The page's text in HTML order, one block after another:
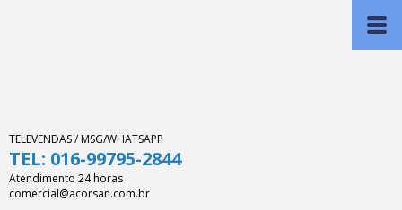
TELEVENDAS / MSG/WHATSAPP
TEL: 016-99795-2844
Atendimento 24 horas
comercial@acorsan.com.br